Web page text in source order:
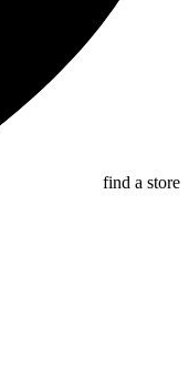
find a store